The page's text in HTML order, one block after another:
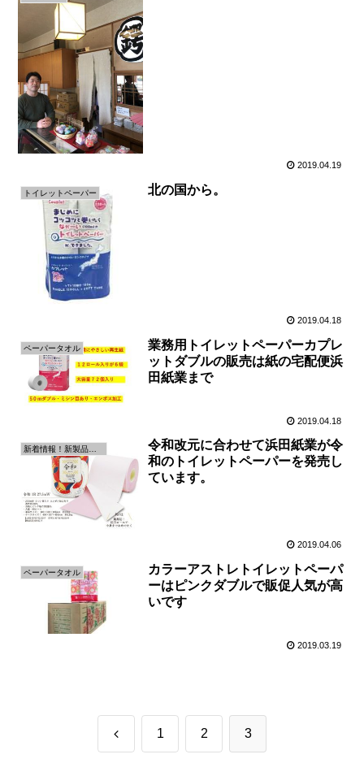
2019.04.19
トイレットペーパー 北の国から。
2019.04.18
ペーパータオル
業務用トイレットペーパーカプレ
ットダブルの販売は紙の宅配便浜
田紙業まで
2019.04.18
新着情報！新製品の情報です！
令和改元に合わせて浜田紙業が令
和のトイレットペーパーを発売し
ています。
2019.04.06
ペーパータオル
カラーアストレトイレットペーパ
ーはピンクダブルで販促人気が高
いです
2019.03.19
前 1 2 3